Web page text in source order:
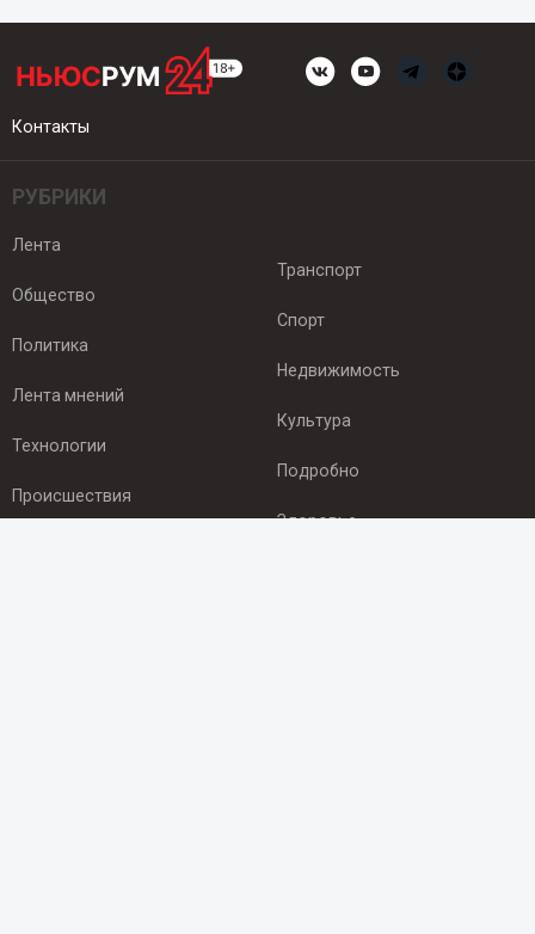
Контакты
РУБРИКИ
Лента
Общество
Политика
Лента мнений
Технологии
Происшествия
Транспорт
Спорт
Недвижимость
Культура
Подробно
Здоровье